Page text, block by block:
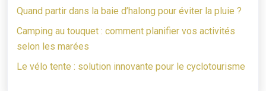
Quand partir dans la baie d’halong pour éviter la pluie ?
Camping au touquet : comment planifier vos activités
selon les marées
Le vélo tente : solution innovante pour le cyclotourisme